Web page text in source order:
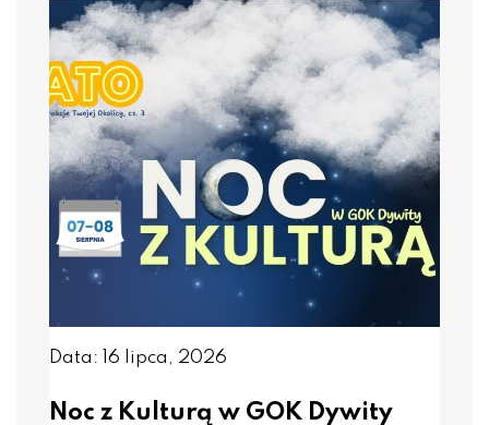
Data: 16 lipca, 2026
Noc z Kulturą w GOK Dywity